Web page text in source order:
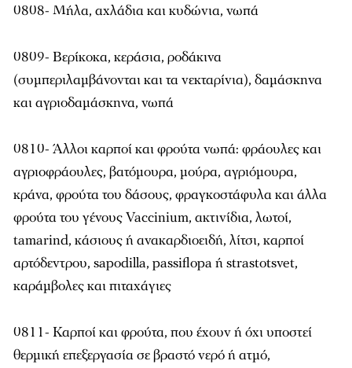
0808- Μήλα, αχλάδια και κυδώνια, νωπά
0809- Βερίκοκα, κεράσια, ροδάκινα
(συμπεριλαμβάνονται και τα νεκταρίνια), δαμάσκηνα
και αγριοδαμάσκηνα, νωπά
0810- Άλλοι καρποί και φρούτα νωπά: φράουλες και
αγριοφράουλες, βατόμουρα, μούρα, αγριόμουρα,
κράνα, φρούτα του δάσους, φραγκοστάφυλα και άλλα
φρούτα του γένους Vaccinium, ακτινίδια, λωτοί,
tamarind, κάσιους ή ανακαρδιοειδή, λίτσι, καρποί
αρτόδεντρου, sapodilla, passiflopa ή strastotsvet,
καράμβολες και πιταχάγιες
0811- Καρποί και φρούτα, που έχουν ή όχι υποστεί
θερμική επεξεργασία σε βραστό νερό ή ατμό,